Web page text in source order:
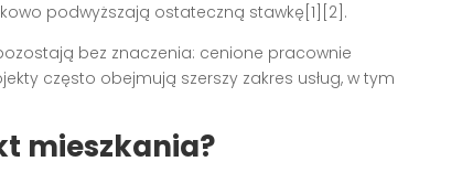
podwyższają ostateczną stawkę[1][2].
bez znaczenia: cenione pracownie
często obejmują szerszy zakres usług, w tym
mieszkania?